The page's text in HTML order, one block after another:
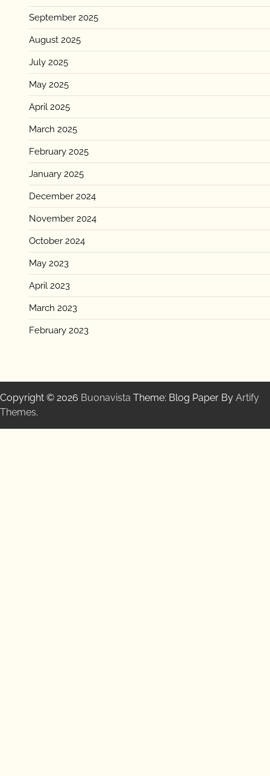
September 2025
August 2025
July 2025
May 2025
April 2025
March 2025
February 2025
January 2025
December 2024
November 2024
October 2024
May 2023
April 2023
March 2023
February 2023
Copyright © 2026 Buonavista Theme: Blog Paper By Artify
Themes.